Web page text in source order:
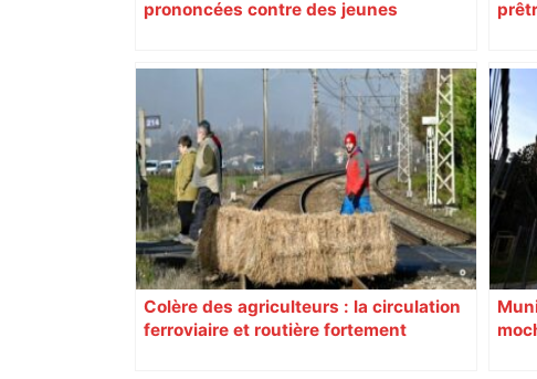
prononcées contre des jeunes
Colère des agriculteurs : la circulation
ferroviaire et routière fortement